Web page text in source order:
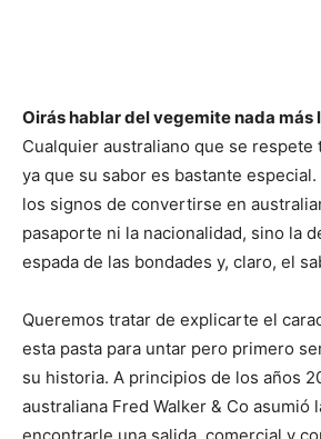
Oirás hablar del vegemite nada más
Cualquier australiano que se respete
ya que su sabor es bastante
los signos de convertirse en
pasaporte ni la nacionalidad, sino la
espada de las bondades y, claro, el
Queremos tratar de explicarte el
esta pasta para untar pero primero
su historia. A principios de los años
australiana Fred Walker & Co asumió
encontrarle una salida, comercial y